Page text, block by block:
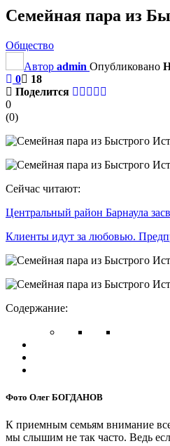
Семейная пара из
Общество
Автор admin Опубликовано
0
18
Поделится
0
(0)
Сейчас читают:
Центральный район Барнаула
Клиенты идут за любовью.
Содержание:
Фото Олег БОГДАНОВ
К приемным семьям внимание
мы слышим не так часто. Ведь